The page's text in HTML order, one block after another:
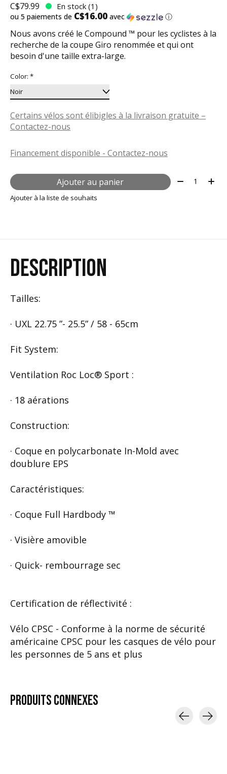
C$79.99 En stock (1)
ou 5 paiements de C$16.00 avec ⓘ
Nous avons créé le Compound ™ pour les cyclistes à la
recherche de la coupe Giro renommée et qui ont
besoin d'une taille extra-large.
Color: *
Certains vélos sont élibigles à la livraison gratuite –
Contactez-nous
Financement disponible - Contactez-nous
Ajouter au panier Quantité:
Ajouter à la liste de souhaits
DESCRIPTION
Tailles:
· UXL 22.75 ”- 25.5” / 58 - 65cm
Fit System:
Ventilation Roc Loc® Sport :
· 18 aérations
Construction:
· Coque en polycarbonate In-Mold avec
doublure EPS
Caractéristiques:
· Coque Full Hardbody ™
· Visière amovible
· Quick- rembourrage sec
Certification de réflectivité :
Vélo CPSC - Conforme à la norme de sécurité
américaine CPSC pour les casques de vélo pour
les personnes de 5 ans et plus
PRODUITSCONNEXES